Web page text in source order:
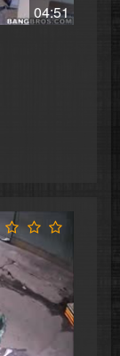
04:51